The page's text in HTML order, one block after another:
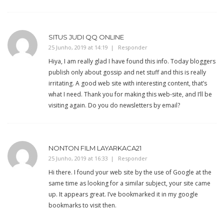
SITUS JUDI QQ ONLINE
25 Junho, 2019 at 14:19 Responder
Hiya, I am really glad I have found this info. Today bloggers
publish only about gossip and net stuff and this is really
irritating. A good web site with interesting content, that’s
what I need. Thank you for making this web-site, and I’ll be
visiting again. Do you do newsletters by email?
NONTON FILM LAYARKACA21
25 Junho, 2019 at 16:33 Responder
Hi there. I found your web site by the use of Google at the
same time as looking for a similar subject, your site came
up. It appears great. I’ve bookmarked it in my google
bookmarks to visit then.